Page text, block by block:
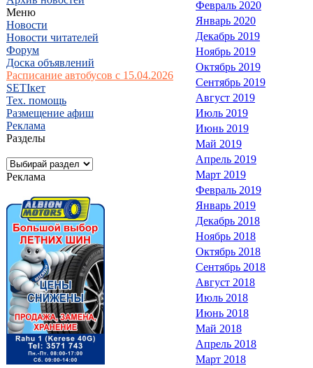
Меню
Новости
Новости читателей
Форум
Доска объявлений
Расписание автобусов с 15.04.2026
SETIкет
Тех. помощь
Размещение афиш
Реклама
Разделы
Реклама
Февраль 2020
Январь 2020
Декабрь 2019
Ноябрь 2019
Октябрь 2019
Сентябрь 2019
Август 2019
Июль 2019
Июнь 2019
Май 2019
Апрель 2019
Март 2019
Февраль 2019
Январь 2019
Декабрь 2018
Ноябрь 2018
Октябрь 2018
Сентябрь 2018
Август 2018
Июль 2018
Июнь 2018
Май 2018
Апрель 2018
Март 2018